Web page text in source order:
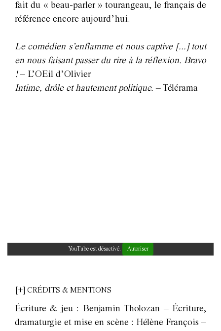
fait du « beau-parler » tourangeau, le français de
référence encore aujourd’hui.
Le comédien s’enflamme et nous captive [...] tout
en nous faisant passer du rire à la réflexion. Bravo
!– L’OEil d’Olivier
Intime, drôle et hautement politique. – Télérama
YouTube est désactivé. Autoriser
[+] CRÉDITS & MENTIONS
Écriture & jeu : Benjamin Tholozan – Écriture,
dramaturgie et mise en scène : Hélène François –